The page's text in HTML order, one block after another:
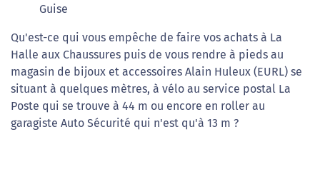
Guise
Qu'est-ce qui vous empêche de faire vos achats à La
Halle aux Chaussures puis de vous rendre à pieds au
magasin de bijoux et accessoires Alain Huleux (EURL) se
situant à quelques mètres, à vélo au service postal La
Poste qui se trouve à 44 m ou encore en roller au
garagiste Auto Sécurité qui n'est qu'à 13 m ?